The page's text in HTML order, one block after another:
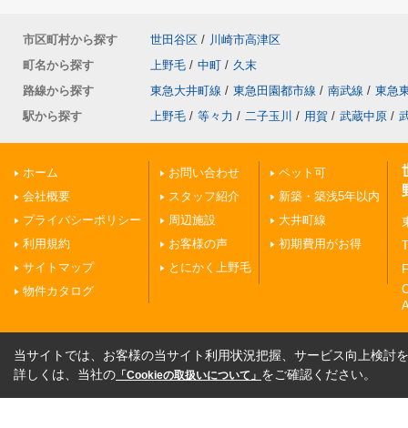
市区町村から探す 世田谷区 / 川崎市高津区
町名から探す
上野毛 / 中町 / 久末
路線から探す
東急大井町線 / 東急田園都市線 / 南武線 / 東急
駅から探す
上野毛 / 等々力 / 二子玉川 / 用賀 / 武蔵中原 /
ホーム
会社概要
プライバシーポリシー
利用規約
サイトマップ
物件カタログ
お問い合わせ
スタッフ紹介
周辺施設
お客様の声
とにかく上野毛
ペット可
新築・築浅5年以内
大井町線
初期費用がお得
当サイトでは、お客様の当サイト利用状況把握、サービス向上検討
詳しくは、当社の 「Cookieの取扱いについて」 をご確認ください。